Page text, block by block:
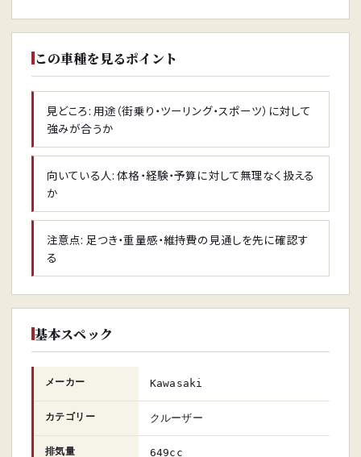
この車種を見るポイント
見どころ: 用途（街乗り・ツーリング・スポーツ）に対して
強みが合うか
向いている人: 体格・経験・予算に対して無理なく扱える
か
注意点: 足つき・重量感・維持費の見通しを先に確認す
る
基本スペック
メーカー Kawasaki
カテゴリー クルーザー
排気量 649cc